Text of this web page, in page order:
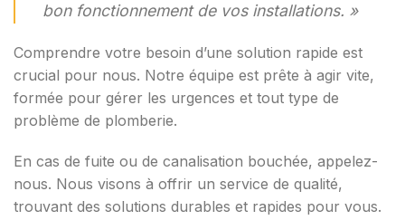
bon fonctionnement de vos installations. »
Comprendre votre besoin d’une solution rapide est
crucial pour nous. Notre équipe est prête à agir vite,
formée pour gérer les urgences et tout type de
problème de plomberie.
En cas de fuite ou de canalisation bouchée, appelez-
nous. Nous visons à offrir un service de qualité,
trouvant des solutions durables et rapides pour vous.